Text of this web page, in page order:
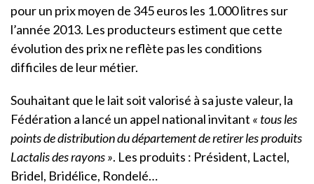
pour un prix moyen de 345 euros les 1.000 litres sur
l’année 2013. Les producteurs estiment que cette
évolution des prix ne reflète pas les conditions
difficiles de leur métier.
Souhaitant que le lait soit valorisé à sa juste valeur, la
Fédération a lancé un appel national invitant « tous les
points de distribution du département de retirer les produits
Lactalis des rayons ». Les produits : Président, Lactel,
Bridel, Bridélice, Rondelé…